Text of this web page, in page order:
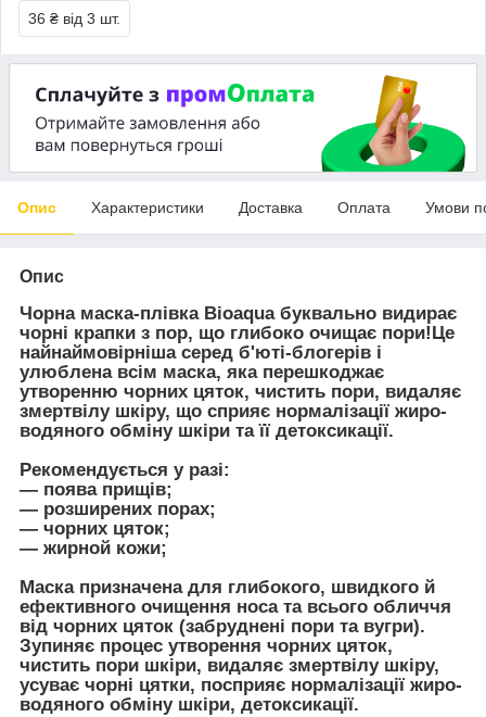
36 ₴ від 3 шт.
Опис Характеристики Доставка Оплата Умови
Опис
Чорна маска-плівка Bioaqua буквально видирає
чорні крапки з пор, що глибоко очищає пори!Це
найнаймовірніша серед б'юті-блогерів і
улюблена всім маска, яка перешкоджає
утворенню чорних цяток, чистить пори, видаляє
змертвілу шкіру, що сприяє нормалізації жиро-
водяного обміну шкіри та її детоксикації.
Рекомендується у разі:
— поява прищів;
— розширених порах;
— чорних цяток;
— жирной кожи;
Маска призначена для глибокого, швидкого й
ефективного очищення носа та всього обличчя
від чорних цяток (забруднені пори та вугри).
Зупиняє процес утворення чорних цяток,
чистить пори шкіри, видаляє змертвілу шкіру,
усуває чорні цятки, посприяє нормалізації жиро-
водяного обміну шкіри, детоксикації.